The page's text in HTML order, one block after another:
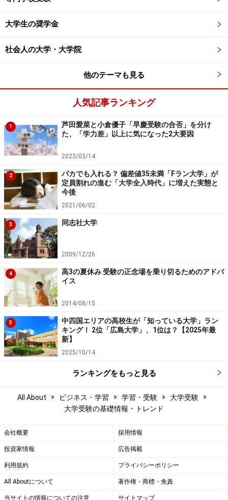
大学生の奨学金
社会人の大学・大学院
他のテーマも見る
人気記事ランキング
1
芦田愛菜と小倉優子「早慶受験の合否」を分け
た、「学力差」以上に気になった2大要因
2023/03/14
2
バカでも入れる？ 偏差値35未満「Fラン大学」が
定員割れの進む「大学全入時代」に増えた実態と
今後
2021/06/02
3 同志社大学
2009/12/26
4
高3の夏休み 受験の正念場を乗り切るためのアドバ
イス
2014/08/15
5
中四国エリアの高校生が「知っている大学」ラン
キング！ 2位「広島大学」、1位は？【2025年最
新】
2025/10/14
ランキングをもっと見る
All About > ビジネス・学習 > 学習・受験 > 大学受験
>
大学受験の基礎情報・トレンド
会社概要 採用情報
投資家情報 広告掲載
利用規約 プライバシーポリシー
All Aboutについて 著作権・商標・免責
当サイトの情報についての注意 サイトマップ